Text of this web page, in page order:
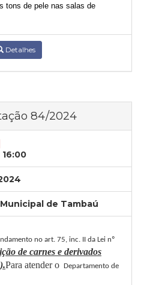
tons de pele nas salas de
Detalhes
84/2024
de Tambaú
no art. 75, inc. II da Lei nº
de carnes e derivados
Para atender o Departamento de